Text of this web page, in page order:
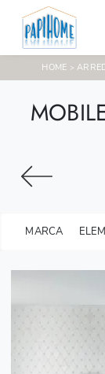
HOME >
MARCA